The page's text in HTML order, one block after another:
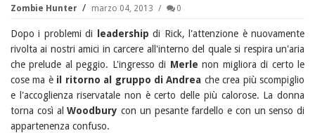
Zombie Hunter marzo 04, 2013 0
Dopo i problemi di leadership di Rick, l'attenzione è nuovamente
rivolta ai nostri amici in carcere all'interno del quale si respira un'aria
che prelude al peggio. L'ingresso di Merlenon migliora di certo le
cose ma è il ritorno al gruppo di Andrea che crea più scompiglio
e l'accoglienza riservatale non è certo delle più calorose. La donna
torna così alWoodbury con un pesante fardello e con un senso di
appartenenza confuso.